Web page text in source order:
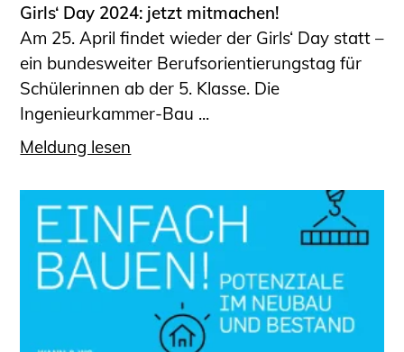
Girls‘ Day 2024: jetzt mitmachen!
Am 25. April findet wieder der Girls‘ Day statt –
ein bundesweiter Berufsorientierungstag für
Schülerinnen ab der 5. Klasse. Die
Ingenieurkammer-Bau ...
Meldung lesen